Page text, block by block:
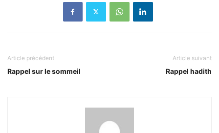
Article précédent
Rappel sur le sommeil
Article suivant
Rappel hadith